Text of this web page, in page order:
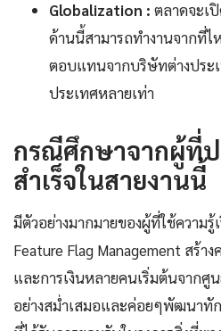
Globalization : ตลาดจะเ
ด้านนี้สามารถทำงานจากที่ไ
ตอบแทนจากบริษัทต่างประ
ประเทศหลายเท่า
กรณีศึกษาจากผู้ที่
สำเร็จในสายงานนี้
มีตัวอย่างมากมายของผู้ที่ใช้ความรู้
Feature Flag Management สร้า
และการเงินหลายคนเริ่มต้นจากศู
อย่างสม่ำเสมอและค่อยๆพัฒนาทั